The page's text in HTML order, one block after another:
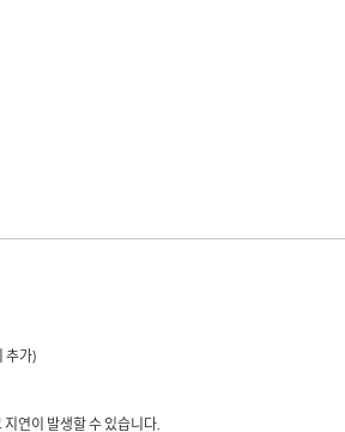
추가)
연이 발생할 수 있습니다.